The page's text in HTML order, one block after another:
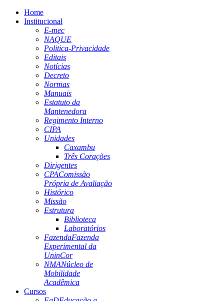
Home
Institucional
E-mec
NAQUE
Politica-Privacidade
Editais
Notícias
Decreto
Normas
Manuais
Estatuto da
Mantenedora
Regimento Interno
CIPA
Unidades
Caxambu
Três Corações
Dirigentes
CPAComissão
Própria de Avaliação
Histórico
Missão
Estrutura
Biblioteca
Laboratórios
FazendaFazenda
Experimental da
UninCor
NMANúcleo de
Mobilidade
Acadêmica
Cursos